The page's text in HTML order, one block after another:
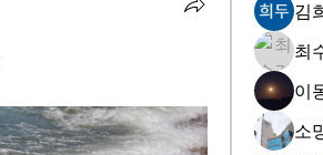
김
최
이
소